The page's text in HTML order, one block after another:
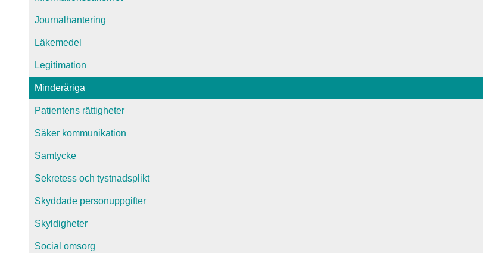
Journalhantering
Läkemedel
Legitimation
Minderåriga
Patientens rättigheter
Säker kommunikation
Samtycke
Sekretess och tystnadsplikt
Skyddade personuppgifter
Skyldigheter
Social omsorg